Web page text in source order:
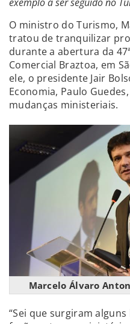
O ministro do Turismo,
tratou de tranquilizar
durante a abertura da
Comercial Braztoa, em
ele, o presidente Jair
Economia, Paulo
mudanças ministeriais.
Marcelo Álvaro
“Sei que surgiram